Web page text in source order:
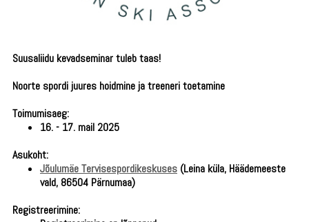
Suusaliidu kevadseminar tuleb taas!
Noorte spordi juures hoidmine ja treeneri toetamine
Toimumisaeg:
16. - 17. mail 2025
Asukoht:
Jõulumäe Tervisespordikeskuses (Leina küla, Häädemeeste
vald, 86504 Pärnumaa)
Registreerimine: